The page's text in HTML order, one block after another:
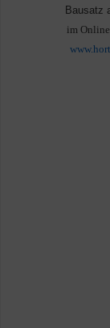
Bausatz
im